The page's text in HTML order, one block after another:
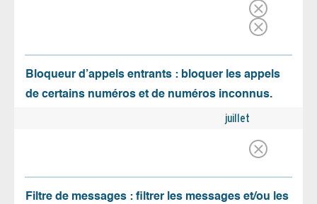
Bloqueur d’appels entrants : bloquer les appels
de certains numéros et de numéros inconnus.
juillet
Filtre de messages : filtrer les messages et/ou les